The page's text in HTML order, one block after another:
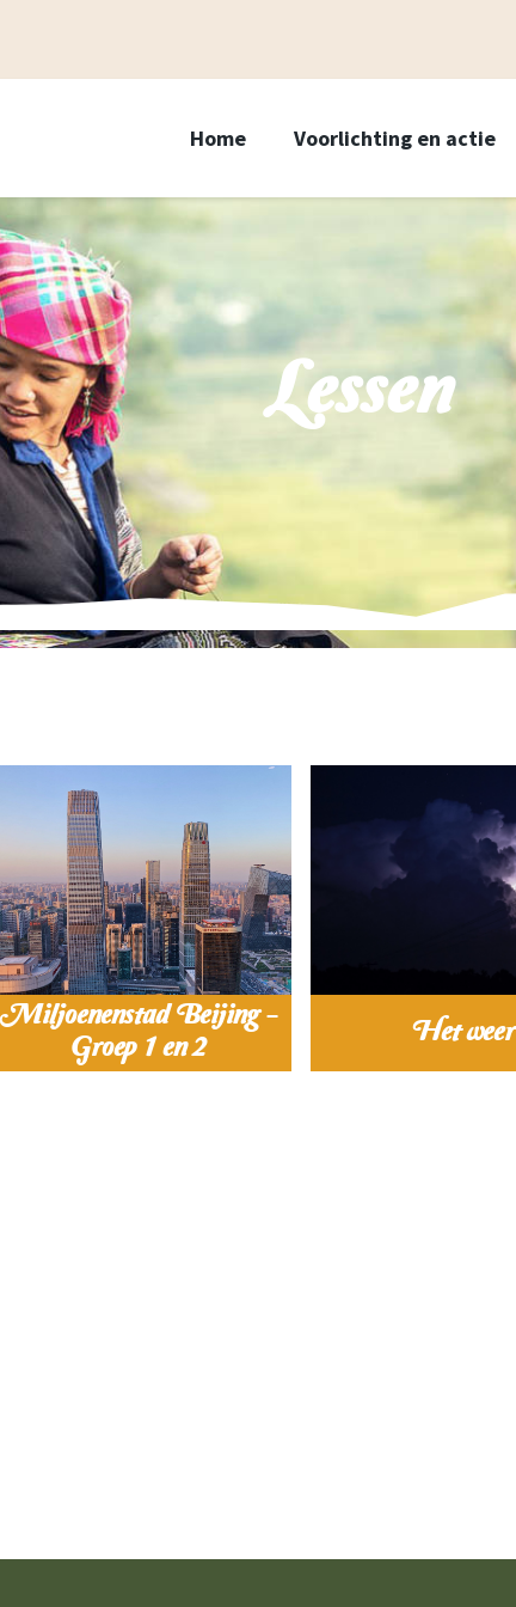
Home Voorlichting en actie
Lessen
Miljoenenstad Beijing -
Groep 1 en 2
Het weer